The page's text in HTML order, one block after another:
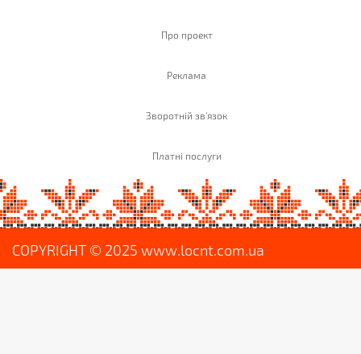
Про проект
Реклама
Зворотній зв'язок
Платні послуги
COPYRIGHT © 2025 www.locnt.com.ua